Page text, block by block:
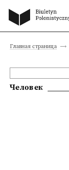
Главная страница
Человек